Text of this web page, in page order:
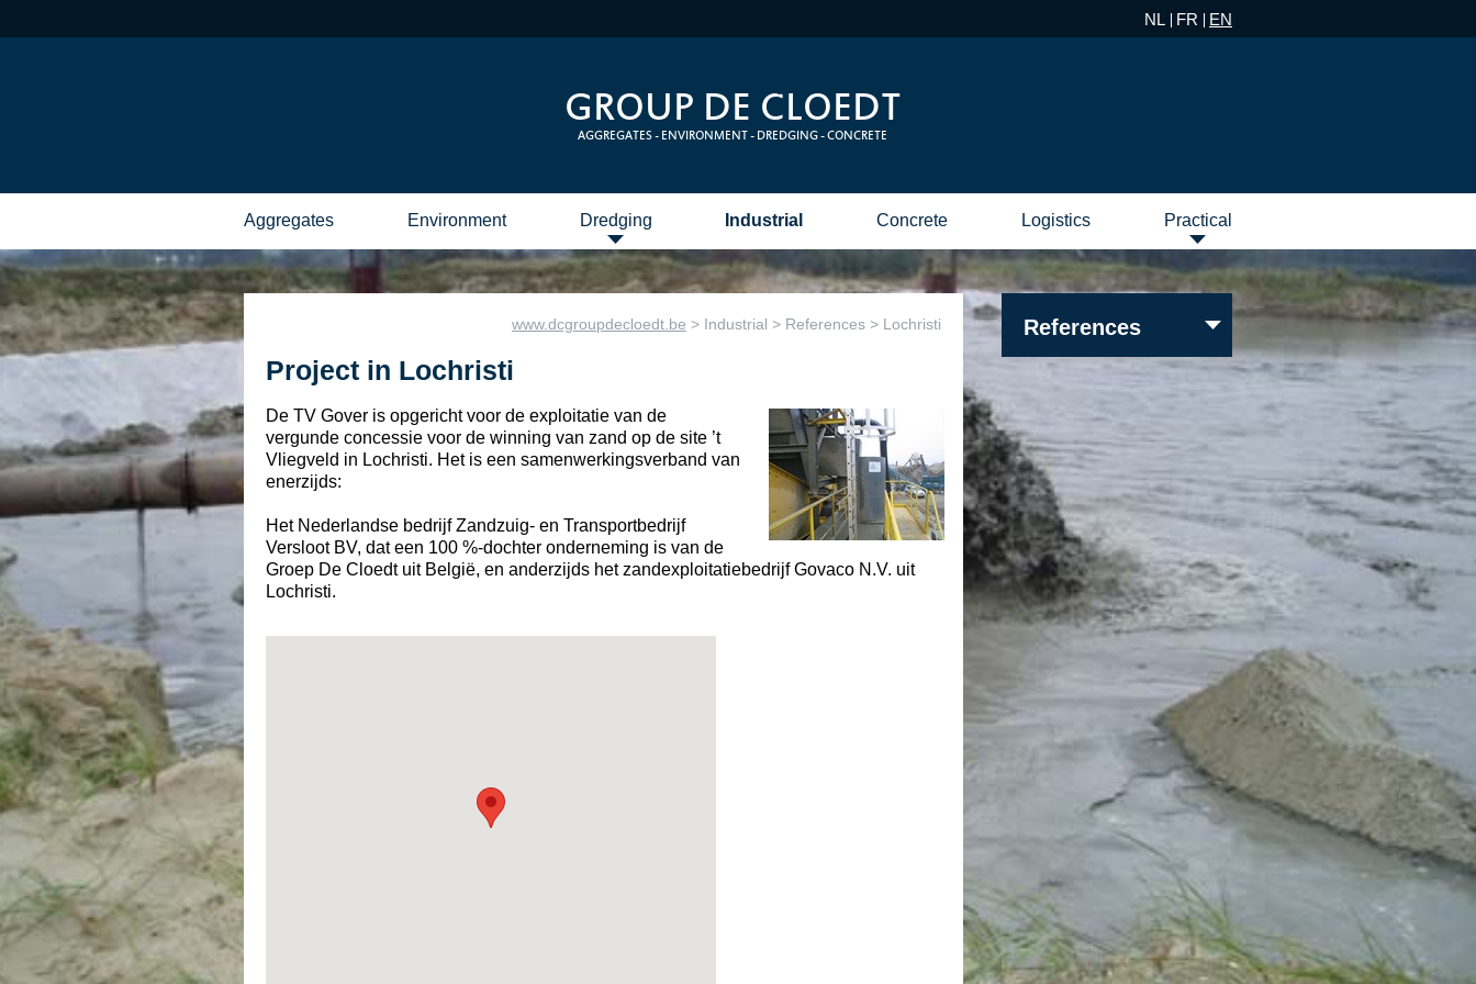
NL FR EN
GROUP DE CLOEDT
AGGREGATES - ENVIRONMENT - DREDGING - CONCRETE
Aggregates Environment
Dredging
Depot Ijmuiden
Depot Sluiskil
CO2
Prestatieladder
Industrial Concrete Logistics
Practical
Mission
Contact
About
www.dcgroupdecloedt.be > Industrial > References > Lochristi
Project in Lochristi
De TV Gover is opgericht voor de exploitatie van de
vergunde concessie voor de winning van zand op de site ’t
Vliegveld in Lochristi. Het is een samenwerkingsverband van
enerzijds:
Het Nederlandse bedrijf Zandzuig- en Transportbedrijf
Versloot BV, dat een 100 %-dochter onderneming is van de
Groep De Cloedt uit België, en anderzijds het zandexploitatiebedrijf Govaco N.V. uit
Lochristi.
References
Erembodegem
Brussels
Ostend
Lochristi
Aire-sur la Lys
Lens
Meerhout
Canal Du Centre Historique